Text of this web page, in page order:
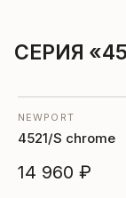
СЕРИЯ
NEWPORT
4521/S chrome
14 960 ₽